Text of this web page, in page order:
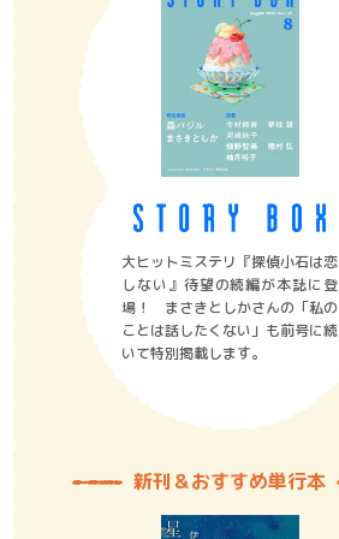
大ヒットミステリ『探偵小石は恋
しない』待望の続編が本誌に登
場！ まさきとしかさんの「私の
ことは話したくない」も前号に続
いて特別掲載します。
新刊＆おすすめ単行本